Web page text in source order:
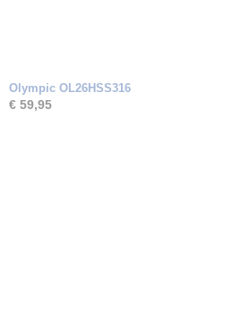
Olympic OL26HSS316
€ 59,95